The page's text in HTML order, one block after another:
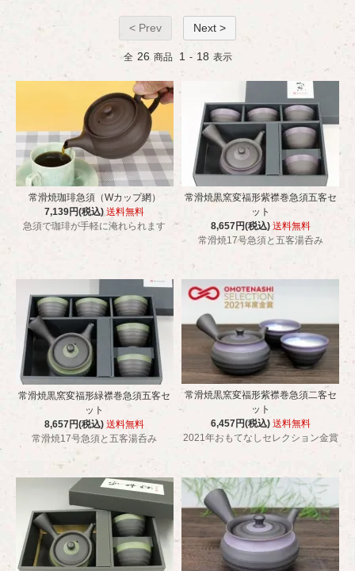
< Prev Next >
全 26 商品 1 - 18 表示
常滑焼珈琲急須（Wカップ網）
7,139円(税込)送料無料
急須で珈琲が手軽に淹れられます
常滑焼黒窯変福形紫襟巻急須五客セ
ット
8,657円(税込) 送料無料
常滑焼17号急須と五客湯呑み
常滑焼黒窯変福形緑襟巻急須五客セ
ット
8,657円(税込)送料無料
常滑焼17号急須と五客湯呑み
常滑焼黒窯変福形紫襟巻急須二客セ
ット
6,457円(税込) 送料無料
2021年おもてなしセレクション金賞